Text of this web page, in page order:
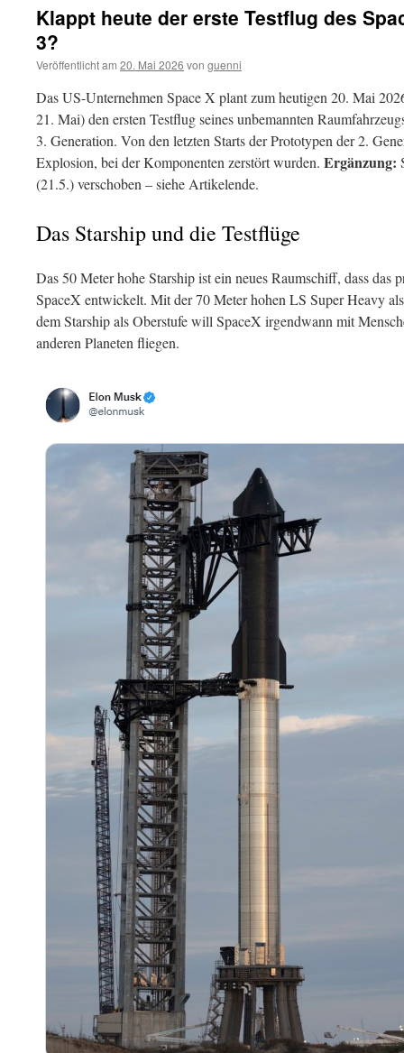
Klappt heute der erste Testflug des
3?
Veröffentlicht am 20. Mai 2026 von guenni
Das US-Unternehmen Space X plant zum heutigen 20. Mai
21. Mai) den ersten Testflug seines unbemannten
3. Generation. Von den letzten Starts der Prototypen der 2.
Explosion, bei der Komponenten zerstört wurden. Ergänzung:
(21.5.) verschoben – siehe Artikelende.
Das Starship und die Testflüge
Das 50 Meter hohe Starship ist ein neues Raumschiff, dass das
SpaceX entwickelt. Mit der 70 Meter hohen LS Super Heavy
dem Starship als Oberstufe will SpaceX irgendwann mit
anderen Planeten fliegen.